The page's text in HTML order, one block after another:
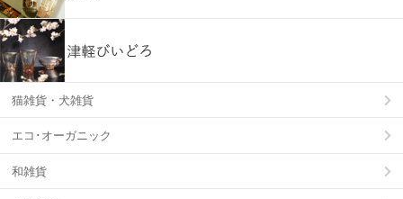
猫雑貨・犬雑貨
エコ･オーガニック
和雑貨